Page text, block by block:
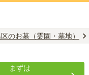
のお墓（霊園・墓地）
まずは